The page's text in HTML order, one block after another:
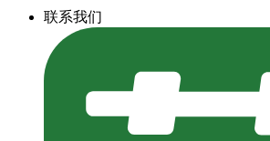
联系我们